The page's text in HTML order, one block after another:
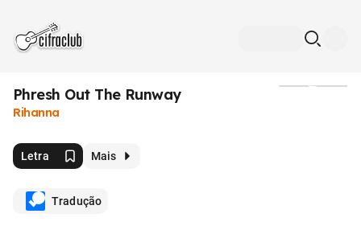
Phresh Out The Runway
Rihanna
Letra Mais
Tradução